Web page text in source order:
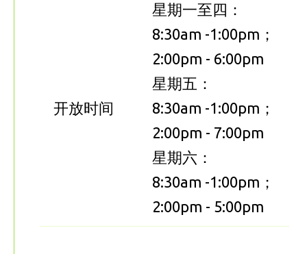
开放时间
星期一至四：
8:30am -1:00pm；
2:00pm - 6:00pm
星期五：
8:30am -1:00pm；
2:00pm - 7:00pm
星期六：
8:30am -1:00pm；
2:00pm - 5:00pm